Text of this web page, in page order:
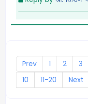
Prev 1 2 3
10
11-20 Next